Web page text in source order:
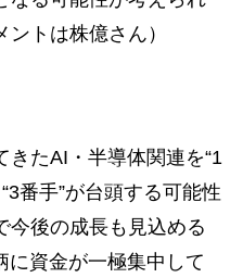
トは株億さん）
きたAI・半導体関連を“1
番手”が台頭する可能性
今後の成長も見込める
に資金が一極集中して